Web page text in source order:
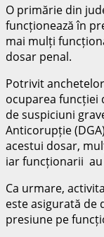
O primărie din
funcționează în
mai mulți
dosar penal.
Potrivit
ocuparea funcției
de suspiciuni
Anticorupție
acestui dosar,
iar funcționarii
Ca urmare,
este asigurată de
presiune pe